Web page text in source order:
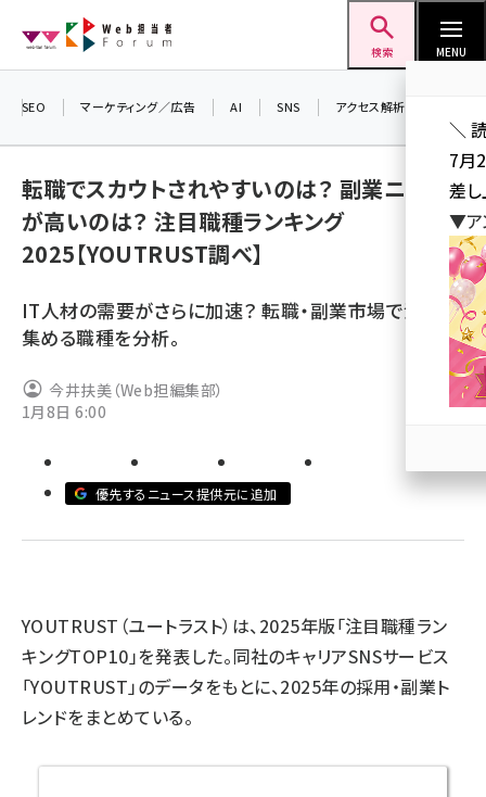
ン
検索 MENU
seo (3523)
youtube (2429)
セミナー (2303)
meo (1275)
SEO マーケティング／広告 AI SNS アクセス解析／データ分析
転職でスカウトされやすいのは？ 副業ニーズ
が高いのは？ 注目職種ランキング
2025【YOUTRUST調べ】
IT人材の需要がさらに加速？ 転職・副業市場で注目を
集める職種を分析。
今井扶美（Web担編集部）
1月8日 6:00
優先するニュース提供元に追加
YOUTRUST（ユートラスト）は、2025年版「注目職種ラン
キングTOP10」を発表した。同社のキャリアSNSサービス
「YOUTRUST」のデータをもとに、2025年の採用・副業ト
レンドをまとめている。
＼
7月
差し
▼ア